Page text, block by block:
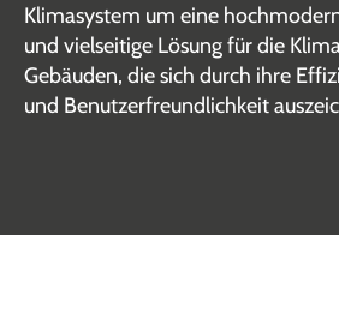
Klimasystem um eine
und vielseitige Lösung für die
Gebäuden, die sich durch ihre
und Benutzerfreundlichkeit